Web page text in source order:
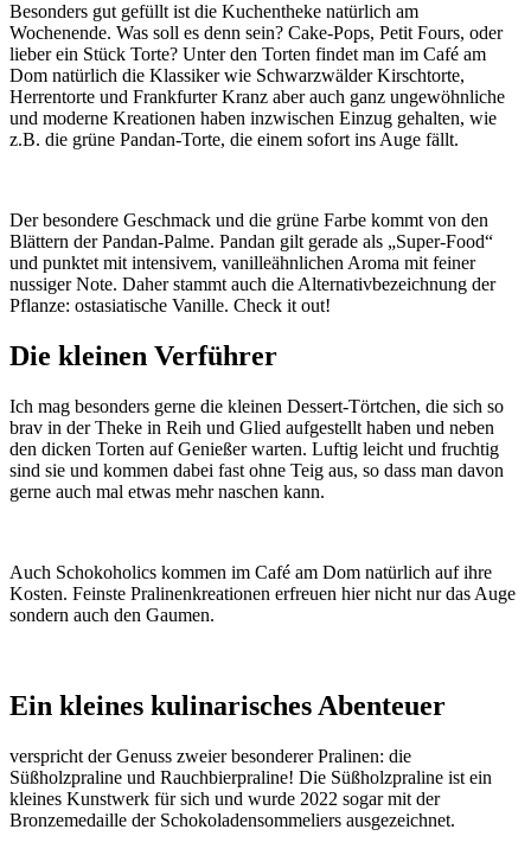
Besonders gut gefüllt ist die Kuchentheke natürlich am
Wochenende. Was soll es denn sein? Cake-Pops, Petit Fours, oder
lieber ein Stück Torte? Unter den Torten findet man im Café am
Dom natürlich die Klassiker wie Schwarzwälder Kirschtorte,
Herrentorte und Frankfurter Kranz aber auch ganz ungewöhnliche
und moderne Kreationen haben inzwischen Einzug gehalten, wie
z.B. die grüne Pandan-Torte, die einem sofort ins Auge fällt.
Der besondere Geschmack und die grüne Farbe kommt von den
Blättern der Pandan-Palme. Pandan gilt gerade als „Super-Food“
und punktet mit intensivem, vanilleähnlichen Aroma mit feiner
nussiger Note. Daher stammt auch die Alternativbezeichnung der
Pflanze: ostasiatische Vanille. Check it out!
Die kleinen Verführer
Ich mag besonders gerne die kleinen Dessert-Törtchen, die sich so
brav in der Theke in Reih und Glied aufgestellt haben und neben
den dicken Torten auf Genießer warten. Luftig leicht und fruchtig
sind sie und kommen dabei fast ohne Teig aus, so dass man davon
gerne auch mal etwas mehr naschen kann.
Auch Schokoholics kommen im Café am Dom natürlich auf ihre
Kosten. Feinste Pralinenkreationen erfreuen hier nicht nur das Auge
sondern auch den Gaumen.
Ein kleines kulinarisches Abenteuer
verspricht der Genuss zweier besonderer Pralinen: die
Süßholzpraline und Rauchbierpraline! Die Süßholzpraline ist ein
kleines Kunstwerk für sich und wurde 2022 sogar mit der
Bronzemedaille der Schokoladensommeliers ausgezeichnet.